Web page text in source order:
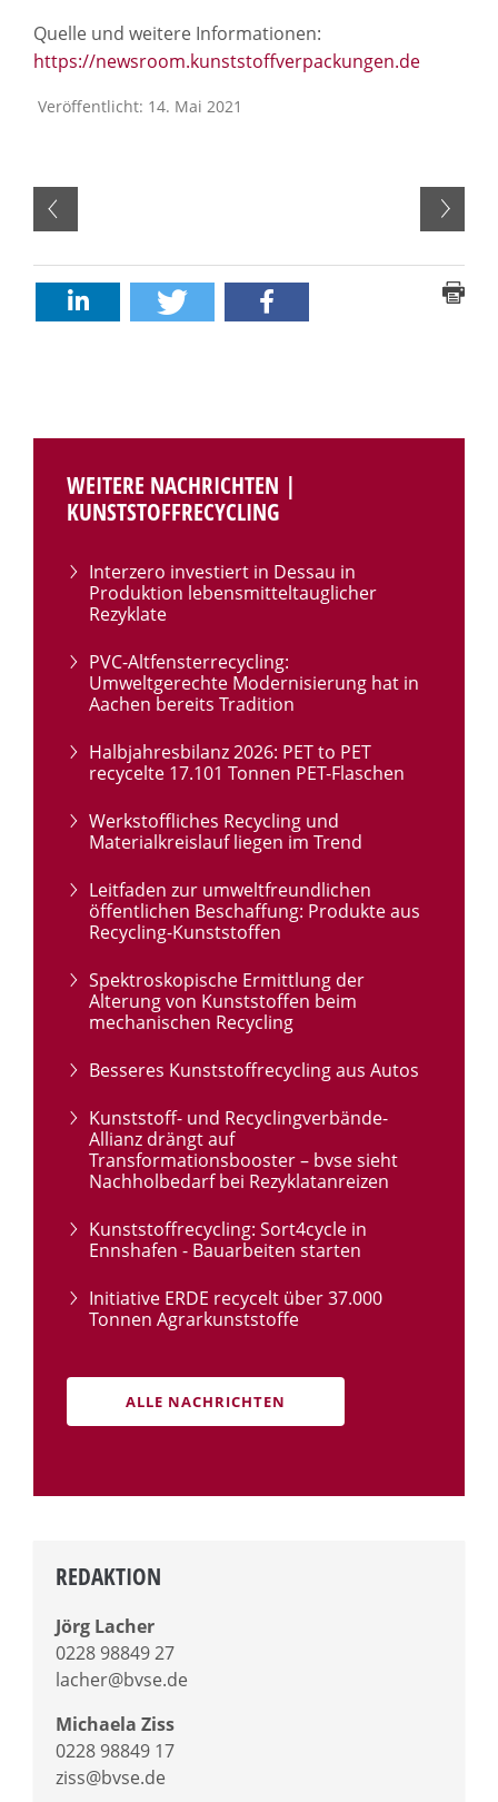
Quelle und weitere Informationen:
https://newsroom.kunststoffverpackungen.de
Veröffentlicht: 14. Mai 2021
WEITERE NACHRICHTEN |
KUNSTSTOFFRECYCLING
Interzero investiert in Dessau in
Produktion lebensmitteltauglicher
Rezyklate
PVC-Altfensterrecycling:
Umweltgerechte Modernisierung hat in
Aachen bereits Tradition
Halbjahresbilanz 2026: PET to PET
recycelte 17.101 Tonnen PET-Flaschen
Werkstoffliches Recycling und
Materialkreislauf liegen im Trend
Leitfaden zur umweltfreundlichen
öffentlichen Beschaffung: Produkte aus
Recycling-Kunststoffen
Spektroskopische Ermittlung der
Alterung von Kunststoffen beim
mechanischen Recycling
Besseres Kunststoffrecycling aus Autos
Kunststoff- und Recyclingverbände-
Allianz drängt auf
Transformationsbooster – bvse sieht
Nachholbedarf bei Rezyklatanreizen
Kunststoffrecycling: Sort4cycle in
Ennshafen - Bauarbeiten starten
Initiative ERDE recycelt über 37.000
Tonnen Agrarkunststoffe
ALLE NACHRICHTEN
REDAKTION
Jörg Lacher
0228 98849 27
lacher@bvse.de
Michaela Ziss
0228 98849 17
ziss@bvse.de